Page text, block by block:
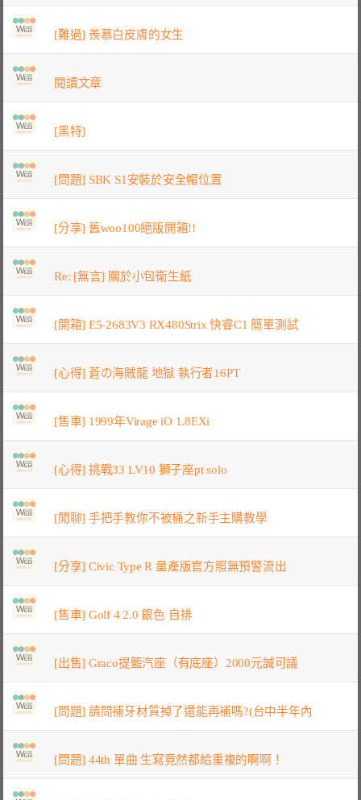
[難過] 羨慕白皮膚的女生
閱讀文章
[黑特]
[問題] SBK S1安裝於安全帽位置
[分享] 舊woo100絕版開箱!!
Re: [無言] 關於小包衛生紙
[開箱] E5-2683V3 RX480Strix 快睿C1 簡單測試
[心得] 蒼の海賊龍 地獄 執行者16PT
[售車] 1999年Virage iO 1.8EXi
[心得] 挑戰33 LV10 獅子座pt solo
[閒聊] 手把手教你不被桶之新手主購教學
[分享] Civic Type R 量產版官方照無預警流出
[售車] Golf 4 2.0 銀色 自排
[出售] Graco提籃汽座（有底座）2000元誠可議
[問題] 請問補牙材質掉了還能再補嗎?(台中半年內
[問題] 44th 單曲 生寫竟然都給重複的啊啊！